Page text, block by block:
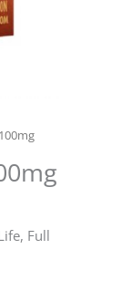
Full